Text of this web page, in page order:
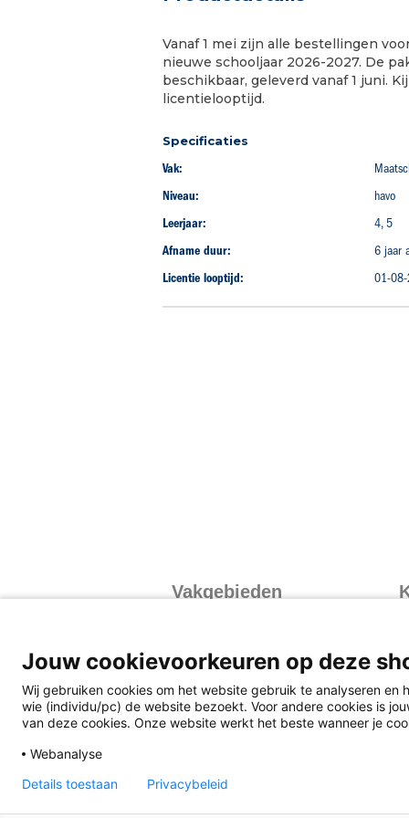
de
afbeeldingen-
gallerij
Vanaf 1 mei zijn alle bestellingen
nieuwe schooljaar 2026-2027. De
beschikbaar, geleverd vanaf 1 juni.
licentielooptijd.
Specificaties
Vak:
Niveau:
havo
Leerjaar:
4, 5
Afname duur:
6 jaar
Licentie looptijd:
01-
Vakgebieden
Talen
Disclaimer
Jouw cookievoorkeuren op deze
Wij gebruiken cookies om het website gebruik te analyseren
wie (individu/pc) de website bezoekt. Voor andere cookies is
van deze cookies. Onze website werkt het beste wanneer je
Webanalyse
Details toestaan
Privacybeleid